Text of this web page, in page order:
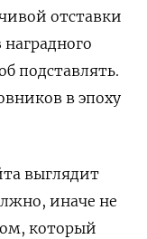
отставки
подставлять.
в эпоху
выглядит
иначе не
который